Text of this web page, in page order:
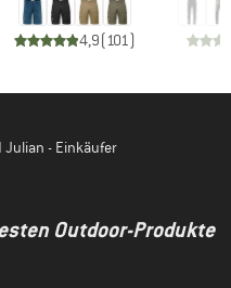
4,9(101)
Julian - Einkäufer
Outdoor-Produkte